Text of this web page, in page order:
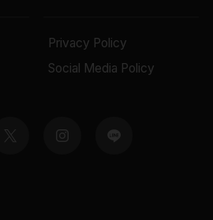
Privacy Policy
Social Media Policy